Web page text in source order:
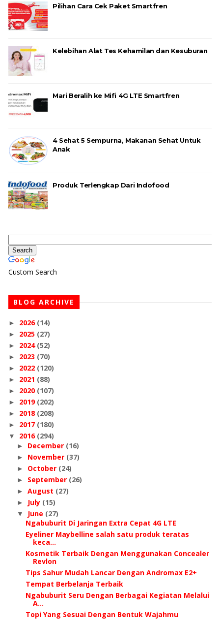
Pilihan Cara Cek Paket Smartfren
Kelebihan Alat Tes Kehamilan dan Kesuburan
Mari Beralih ke Mifi 4G LTE Smartfren
4 Sehat 5 Sempurna, Makanan Sehat Untuk
Anak
Produk Terlengkap Dari Indofood
Custom Search
BLOG ARCHIVE
► 2026 (14)
► 2025 (27)
► 2024 (52)
► 2023 (70)
► 2022 (120)
► 2021 (88)
► 2020 (107)
► 2019 (202)
► 2018 (208)
► 2017 (180)
▼ 2016 (294)
► December (16)
► November (37)
► October (24)
► September (26)
► August (27)
► July (15)
▼ June (27)
Ngabuburit Di Jaringan Extra Cepat 4G LTE
Eyeliner Maybelline salah satu produk teratas
keca...
Kosmetik Terbaik Dengan Menggunakan Concealer
Revlon
Tips Sahur Mudah Lancar Dengan Andromax E2+
Tempat Berbelanja Terbaik
Ngabuburit Seru Dengan Berbagai Kegiatan Melalui
A...
Topi Yang Sesuai Dengan Bentuk Wajahmu